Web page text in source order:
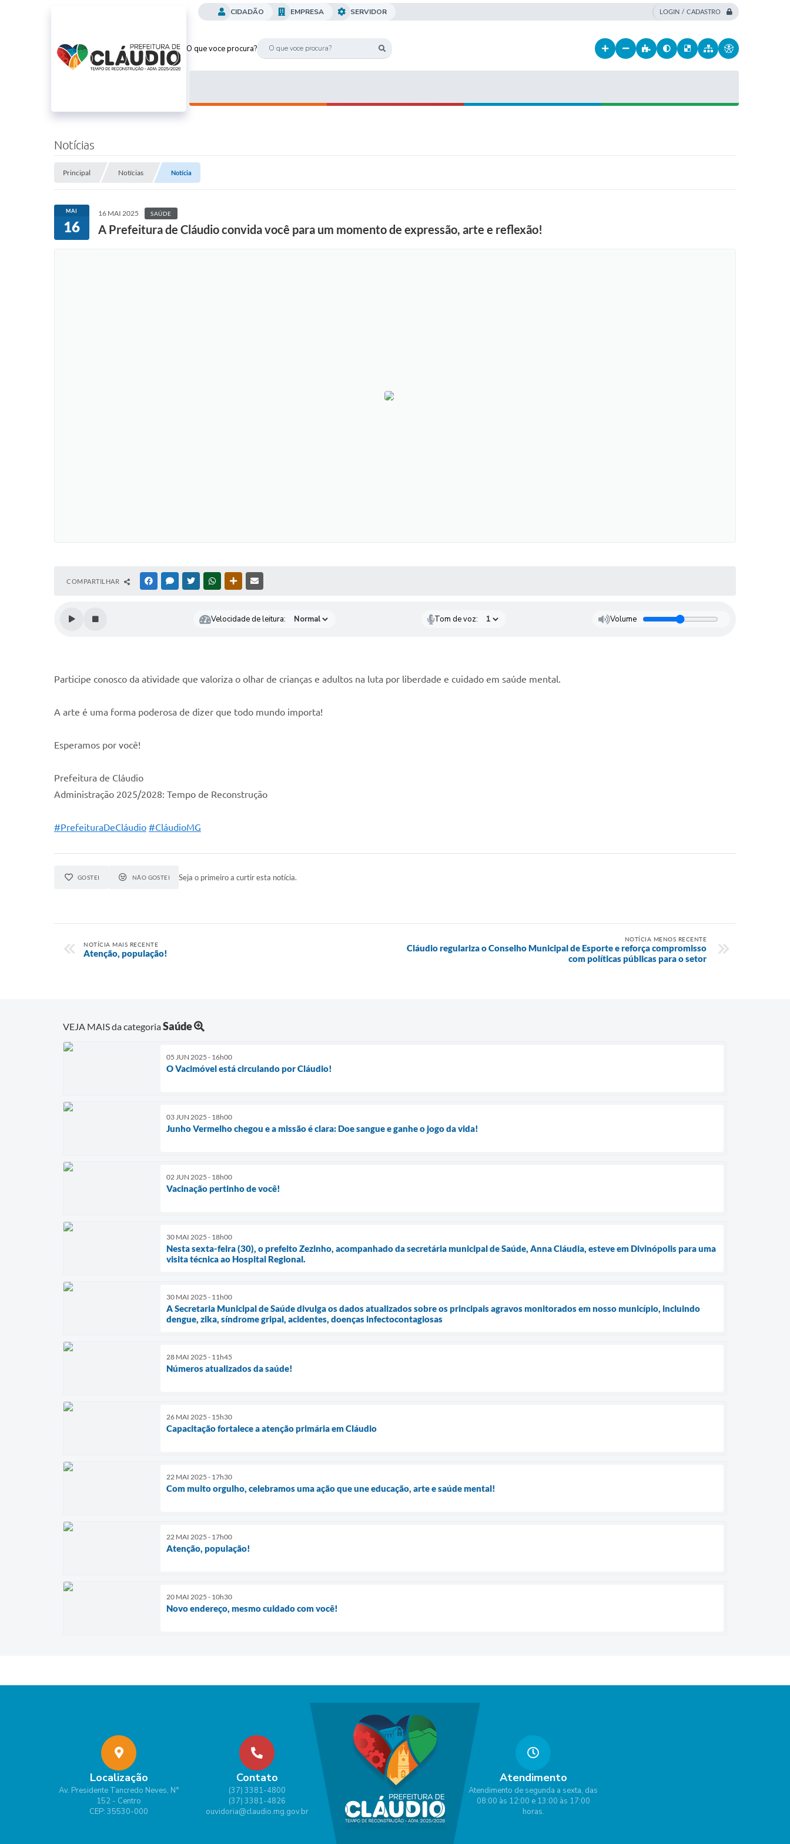
LOGIN / CADASTRO
O que voce procura?
CIDADÃO EMPRESA SERVIDOR
Notícias
Principal Notícias Notícia
MAI
16
16 MAI 2025 SAÚDE
A Prefeitura de Cláudio convida você para um momento de expressão, arte e reflexão!
COMPARTILHAR FACEBOOKMESSENGER
TWITTERWHATSAPPOUTRAS MÍDIAS
Velocidade de leitura: Tom de voz: Volume
Participe conosco da atividade que valoriza o olhar de crianças e adultos na luta por liberdade e cuidado em saúde mental.
A arte é uma forma poderosa de dizer que todo mundo importa!
Esperamos por você!
Prefeitura de Cláudio
Administração 2025/2028: Tempo de Reconstrução
#PrefeituraDeCláudio #CláudioMG
GOSTEI NÃO GOSTEI Seja o primeiro a curtir esta notícia.
NOTÍCIA MAIS RECENTE
Atenção, população!
NOTÍCIA MENOS RECENTE
Cláudio regulariza o Conselho Municipal de Esporte e reforça compromisso
com políticas públicas para o setor
VEJA MAIS da categoriaSaúde
05 JUN 2025 - 16h00
O Vacimóvel está circulando por Cláudio!
03 JUN 2025 - 18h00
Junho Vermelho chegou e a missão é clara: Doe sangue e ganhe o jogo da vida!
02 JUN 2025 - 18h00
Vacinação pertinho de você!
30 MAI 2025 - 18h00
Nesta sexta-feira (30), o prefeito Zezinho, acompanhado da secretária municipal de Saúde, Anna Cláudia, esteve em Divinópolis para uma
visita técnica ao Hospital Regional.
30 MAI 2025 - 11h00
A Secretaria Municipal de Saúde divulga os dados atualizados sobre os principais agravos monitorados em nosso município, incluindo
dengue, zika, síndrome gripal, acidentes, doenças infectocontagiosas
28 MAI 2025 - 11h45
Números atualizados da saúde!
26 MAI 2025 - 15h30
Capacitação fortalece a atenção primária em Cláudio
22 MAI 2025 - 17h30
Com muito orgulho, celebramos uma ação que une educação, arte e saúde mental!
22 MAI 2025 - 17h00
Atenção, população!
20 MAI 2025 - 10h30
Novo endereço, mesmo cuidado com você!
Localização
Av. Presidente Tancredo Neves, N°
152 - Centro
CEP: 35530-000
Contato
(37) 3381-4800
(37) 3381-4826
ouvidoria@claudio.mg.gov.br
Atendimento
Atendimento de segunda a sexta, das
08:00 às 12:00 e 13:00 às 17:00
horas.